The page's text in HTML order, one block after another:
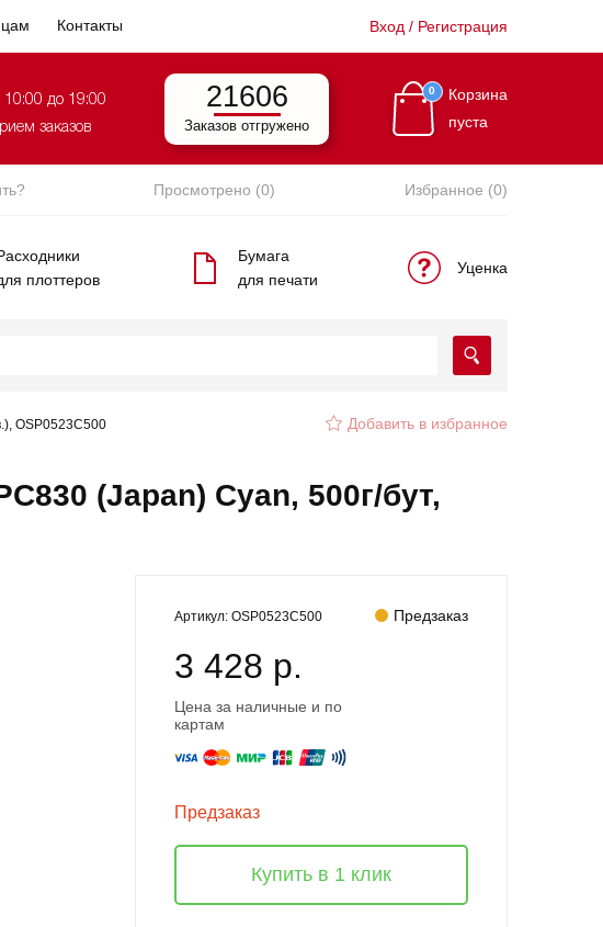
Контакты Вход / Регистрация
до 19:00
заказов
21606
Заказов отгружено
0
Корзина
пуста
Просмотрено (0) Избранное (0)
плоттеров
Бумага
для печати
Уценка
OSP0523C500 Добавить в избранное
(Japan) Cyan, 500г/бут,
Артикул: OSP0523C500 Предзаказ
3 428 р.
Цена за наличные и по
картам
Предзаказ
Купить в 1 клик